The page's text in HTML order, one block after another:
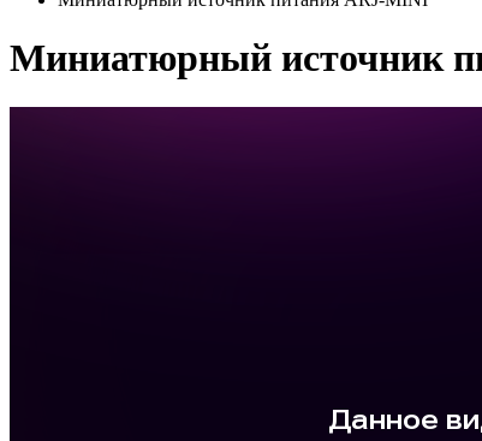
Миниатюрный источник